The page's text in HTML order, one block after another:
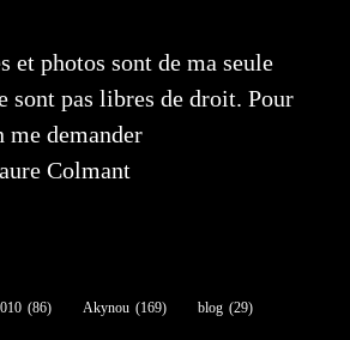
et photos sont de ma seule
sont pas libres de droit. Pour
me demander
Colmant
(86) Akynou (169) blog (29)